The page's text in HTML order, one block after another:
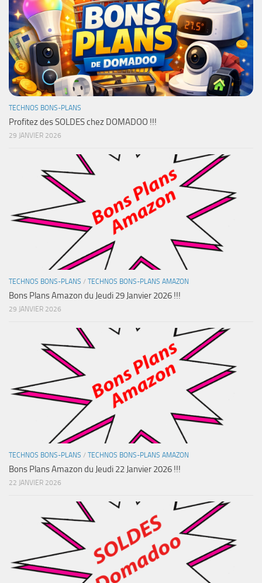
TECHNOS BONS-PLANS
Profitez des SOLDES chez DOMADOO !!!
29 JANVIER 2026
TECHNOS BONS-PLANS / TECHNOS BONS-PLANS AMAZON
Bons Plans Amazon du Jeudi 29 Janvier 2026 !!!
29 JANVIER 2026
TECHNOS BONS-PLANS / TECHNOS BONS-PLANS AMAZON
Bons Plans Amazon du Jeudi 22 Janvier 2026 !!!
22 JANVIER 2026